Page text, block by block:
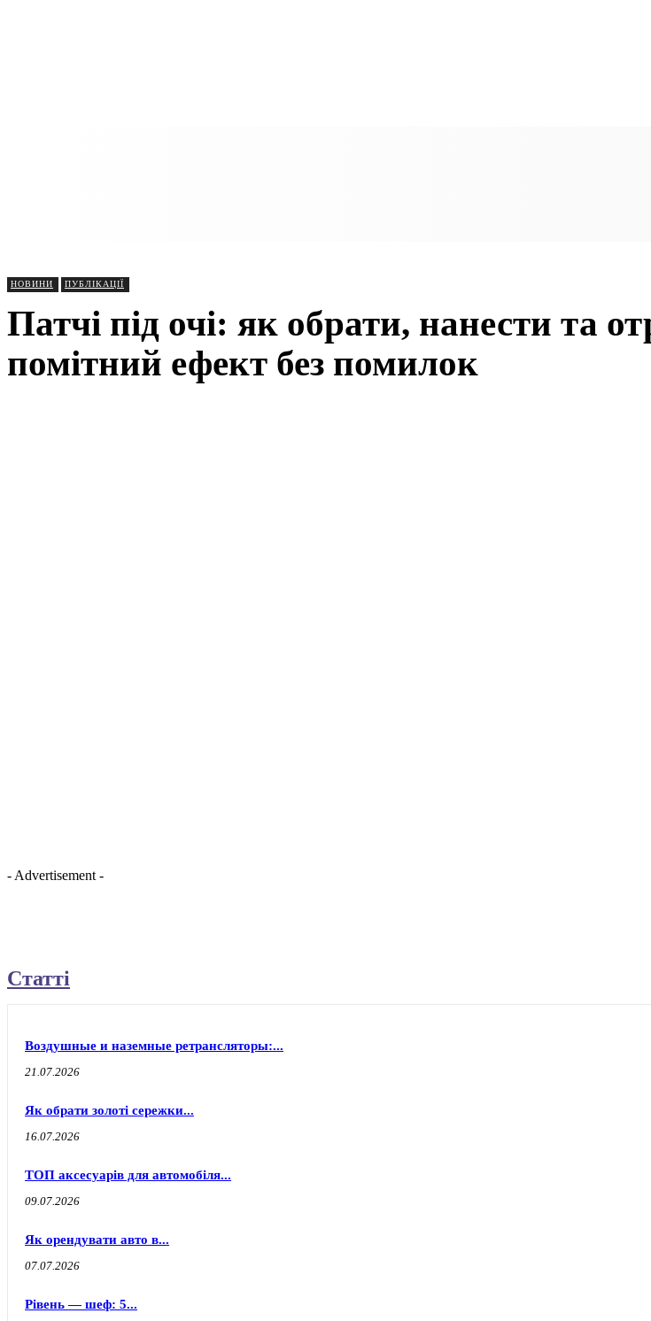
НОВИНИ ПУБЛІКАЦІЇ
Патчі під очі: як обрати, нанести та
помітний ефект без помилок
- Advertisement -
Статті
Воздушные и наземные ретрансляторы:...
21.07.2026
Як обрати золоті сережки...
16.07.2026
ТОП аксесуарів для автомобіля...
09.07.2026
Як орендувати авто в...
07.07.2026
Рівень — шеф: 5...